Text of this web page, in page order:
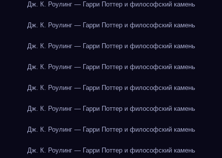
Дж. К. Роулинг — Гарри Поттер и философский камень
Дж. К. Роулинг — Гарри Поттер и философский камень
Дж. К. Роулинг — Гарри Поттер и философский камень
Дж. К. Роулинг — Гарри Поттер и философский камень
Дж. К. Роулинг — Гарри Поттер и философский камень
Дж. К. Роулинг — Гарри Поттер и философский камень
Дж. К. Роулинг — Гарри Поттер и философский камень
Дж. К. Роулинг — Гарри Поттер и философский камень